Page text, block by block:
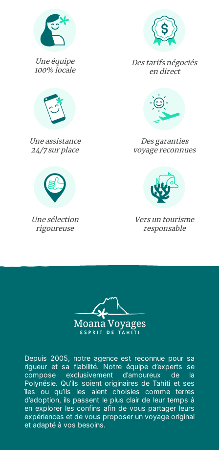
Une équipe
100% locale
Des tarifs négociés
en direct
Une assistance
24/7 sur place
Des garanties
voyage reconnues
Une sélection
rigoureuse
Vers un tourisme
responsable
Depuis 2005, notre agence est reconnue pour sa
rigueur et sa fiabilité. Notre équipe d’experts se
compose exclusivement d’amoureux de la
Polynésie. Qu’ils soient originaires de Tahiti et ses
îles ou qu’ils les aient choisies comme terres
d’adoption, ils passent le plus clair de leur temps à
en explorer les confins afin de vous partager leurs
expériences et de vous proposer un voyage original
et adapté à vos besoins.